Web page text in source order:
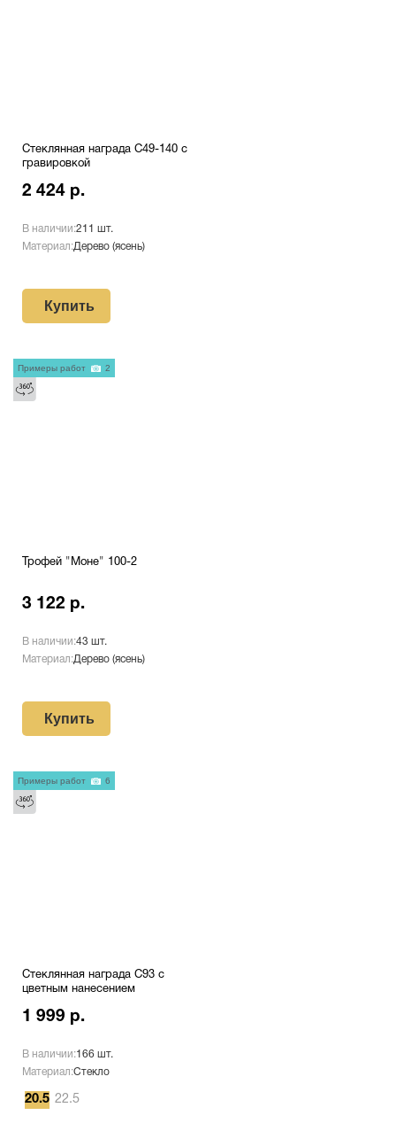
Стеклянная награда C49-140 с
гравировкой
2 424 р.
В наличии:211 шт.
Материал:Дерево (ясень)
Купить
Трофей "Моне" 100-2
3 122 р.
В наличии:43 шт.
Материал:Дерево (ясень)
Купить
Примеры работ 2
Стеклянная награда C93 с
цветным нанесением
1 999 р.
В наличии:166 шт.
Материал:Стекло
20.5 22.5
Примеры работ 6